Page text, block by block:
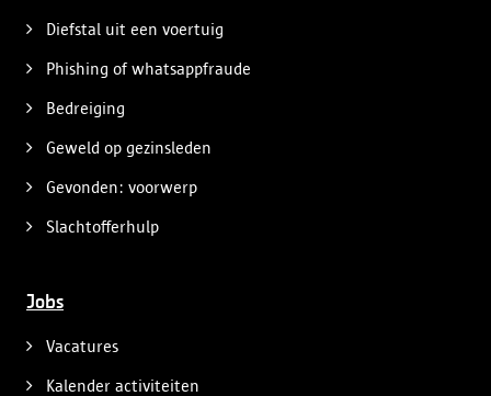
Diefstal uit een voertuig
Phishing of whatsappfraude
Bedreiging
Geweld op gezinsleden
Gevonden: voorwerp
Slachtofferhulp
Jobs
Vacatures
Kalender activiteiten